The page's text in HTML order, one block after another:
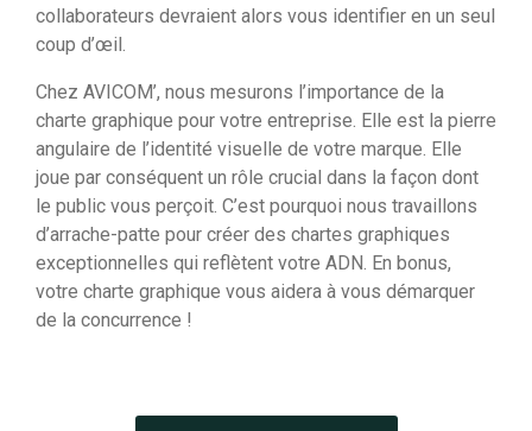
collaborateurs devraient alors vous identifier en un seul
coup d’œil.
Chez AVICOM’, nous mesurons l’importance de la
charte graphique pour votre entreprise. Elle est la pierre
angulaire de l’identité visuelle de votre marque. Elle
joue par conséquent un rôle crucial dans la façon dont
le public vous perçoit. C’est pourquoi nous travaillons
d’arrache-patte pour créer des chartes graphiques
exceptionnelles qui reflètent votre ADN. En bonus,
votre charte graphique vous aidera à vous démarquer
de la concurrence !